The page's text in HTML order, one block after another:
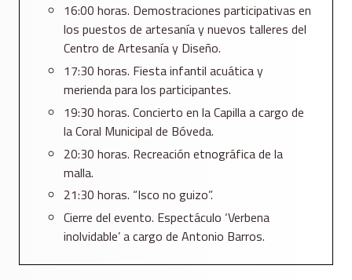
16:00 horas. Demostraciones participativas en
los puestos de artesanía y nuevos talleres del
Centro de Artesanía y Diseño.
17:30 horas. Fiesta infantil acuática y
merienda para los participantes.
19:30 horas. Concierto en la Capilla a cargo de
la Coral Municipal de Bóveda.
20:30 horas. Recreación etnográfica de la
malla.
21:30 horas. “Isco no guizo”.
Cierre del evento. Espectáculo ‘Verbena
inolvidable’ a cargo de Antonio Barros.